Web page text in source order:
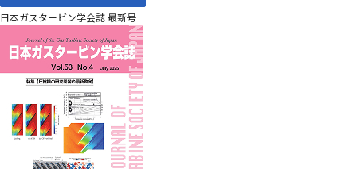
日本ガスタービン学会誌 最新号